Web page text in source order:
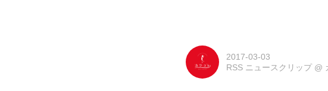
2017-03-03
RSS ニュースクリップ @